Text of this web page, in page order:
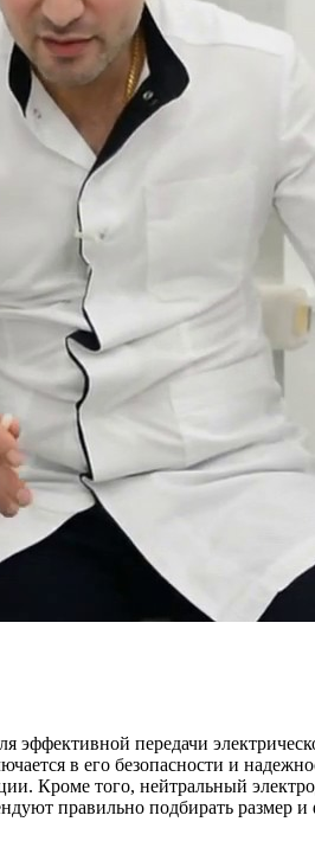
эффективной передачи
в его безопасности и
Кроме того, нейтральный
правильно подбирать размер